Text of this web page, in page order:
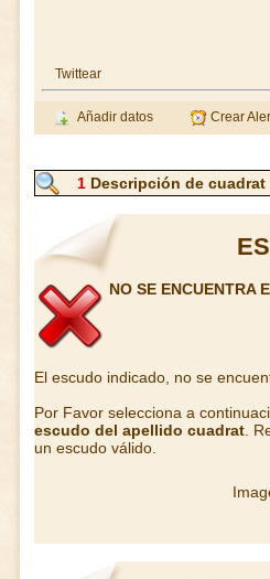
Twittear
Añadir datos Crear
1 Descripción de cuadrat
NO SE ENCUENTRA
El escudo indicado, no se
Por Favor selecciona a
escudo del apellido cuadrat .
un escudo válido.